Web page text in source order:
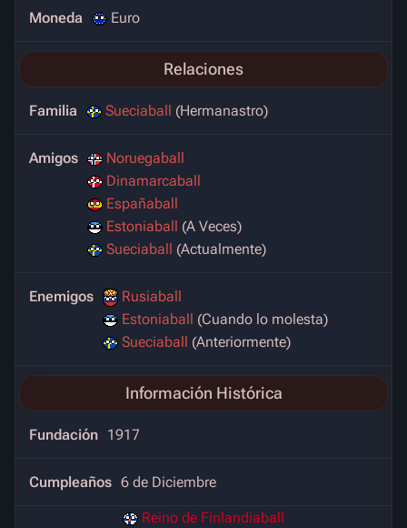
Moneda Euro
Relaciones
Familia Sueciaball (Hermanastro)
Amigos
Noruegaball
Dinamarcaball
Españaball
Estoniaball (A Veces)
Sueciaball (Actualmente)
Enemigos
Rusiaball
Estoniaball (Cuando lo molesta)
Sueciaball (Anteriormente)
Información Histórica
Fundación 1917
Cumpleaños 6 de Diciembre
Reino de Finlandiaball